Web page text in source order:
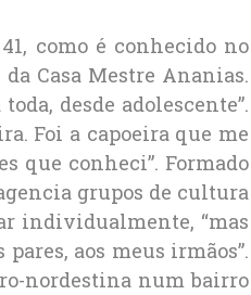
como é conhecido no
Casa Mestre Ananias.
desde adolescente”.
Foi a capoeira que me
que conheci”. Formado
grupos de cultura
individualmente, “mas
aos meus irmãos”.
nordestina num bairro